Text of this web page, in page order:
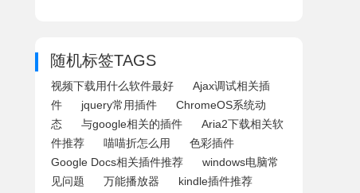
随机标签TAGS
视频下载用什么软件最好
Ajax调试相关插
件
jquery常用插件
ChromeOS系统动
态
与google相关的插件
Aria2下载相关软
件推荐
喵喵折怎么用
色彩插件
Google Docs相关插件推荐
windows电脑常
见问题
万能播放器
kindle插件推荐